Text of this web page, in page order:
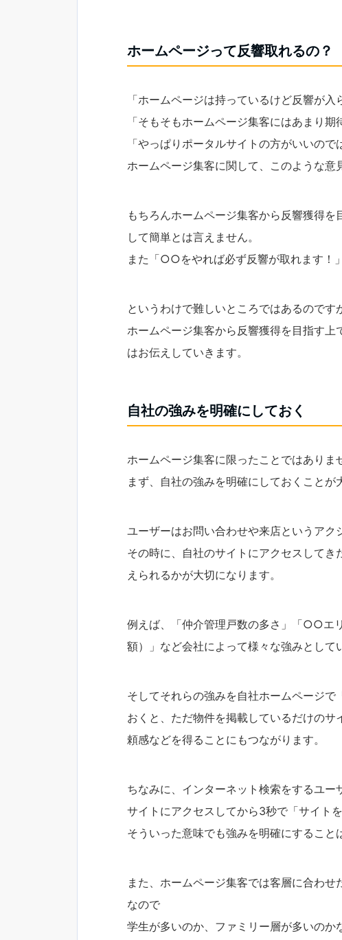
ホームページって反響取れるの？
「ホームページは持っているけど反響が入
「そもそもホームページ集客にはあまり期
「やっぱりポータルサイトの方がいいので
ホームページ集客に関して、このような意
もちろんホームページ集客から反響獲得
して簡単とは言えません。
また「○○をやれば必ず反響が取れます！
というわけで難しいところではあるのです
ホームページ集客から反響獲得を目指す
はお伝えしていきます。
自社の強みを明確にしておく
ホームページ集客に限ったことではありま
まず、自社の強みを明確にしておくことが
ユーザーはお問い合わせや来店というア
その時に、自社のサイトにアクセスして
えられるかが大切になります。
例えば、「仲介管理戸数の多さ」「○○エ
額）」など会社によって様々な強みとして
そしてそれらの強みを自社ホームページ
おくと、ただ物件を掲載しているだけの
頼感などを得ることにもつながります。
ちなみに、インターネット検索をするユー
サイトにアクセスしてから3秒で「サイト
そういった意味でも強みを明確にすること
また、ホームページ集客では客層に合わ
なので
学生が多いのか、ファミリー層が多いの